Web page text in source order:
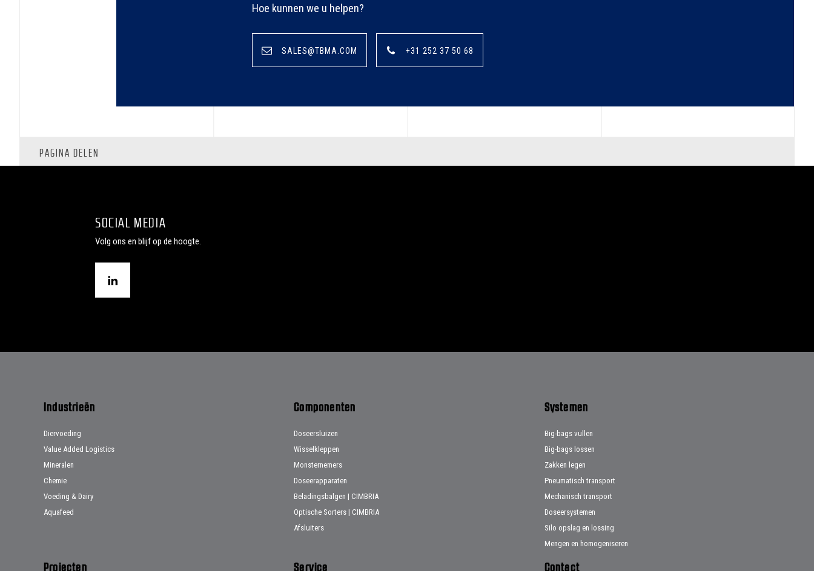
Hoe kunnen we u helpen?
SALES@TBMA.COM +31 252 37 50 68
PAGINA DELEN
SOCIAL MEDIA
Volg ons en blijf op de hoogte.
Industrieën
Diervoeding
Value Added Logistics
Mineralen
Chemie
Voeding & Dairy
Aquafeed
Componenten
Doseersluizen
Wisselkleppen
Monsternemers
Doseerapparaten
Beladingsbalgen | CIMBRIA
Optische Sorters | CIMBRIA
Afsluiters
Systemen
Big-bags vullen
Big-bags lossen
Zakken legen
Pneumatisch transport
Mechanisch transport
Doseersystemen
Silo opslag en lossing
Mengen en homogeniseren
Projecten Service Contact